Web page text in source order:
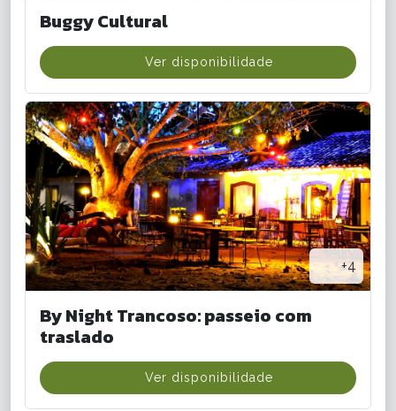
Buggy Cultural
Ver disponibilidade
+4
By Night Trancoso: passeio com
traslado
Ver disponibilidade